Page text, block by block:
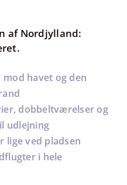
af Nordjylland:
.
havet og den
dobbeltværelser og
udlejning
lige ved pladsen
i hele